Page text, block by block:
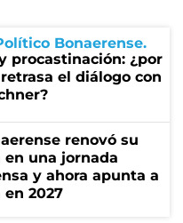
Bonaerense
procastinación: ¿por
el diálogo con
renovó su
en una jornada
y ahora apunta a
2027